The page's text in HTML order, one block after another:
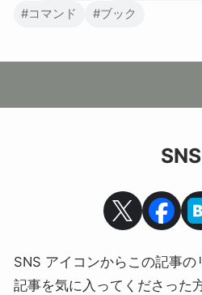
#コマンド
#ブック
SNS
SNS アイコンからこの記事の
記事を気に入ってくださった